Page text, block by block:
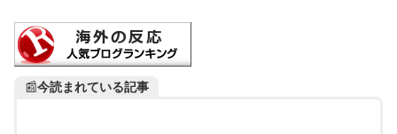
📰今読まれている記事